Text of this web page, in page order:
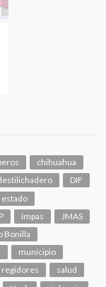
chihuahua
DIF
estado
impas
JMAS
Bonilla
municipio
regidores
salud